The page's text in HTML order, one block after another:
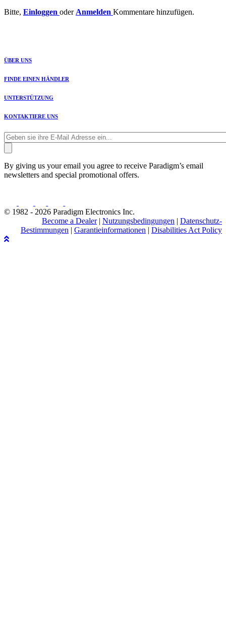
Bitte, Einloggen oder Anmelden Kommentare hinzufügen.
ÜBER UNS
FINDE EINEN HÄNDLER
UNTERSTÜTZUNG
KONTAKTIERE UNS
By giving us your email you agree to receive Paradigm’s email
newsletters and special promotional offers.
© 1982 - 2026 Paradigm Electronics Inc.
Become a Dealer| Nutzungsbedingungen | Datenschutz-
Bestimmungen | Garantieinformationen | Disabilities Act Policy